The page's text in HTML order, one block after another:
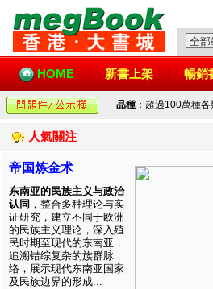
HOME 新書上架 暢銷
品種 ：超過100萬種
人氣關注
帝国炼金术
东南亚的民族主义与政治
认同 ，整合多种理论与实
证研究，建立不同于欧洲
的民族主义理论，深入殖
民时期至现代的东南亚，
追溯错综复杂的族群脉
络，展示现代东南亚国家
及民族边界的形成...